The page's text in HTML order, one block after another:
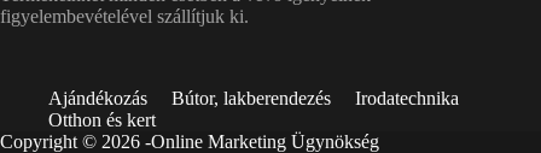
figyelembevételével szállítjuk ki.
Ajándékozás Bútor, lakberendezés
Irodatechnika
Otthon és kert
Copyright © 2026 -Online Marketing Ügynökség